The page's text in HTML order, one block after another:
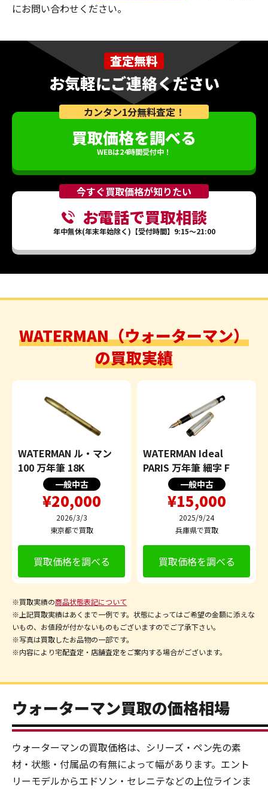
にお問い合わせください。
査定無料
お気軽にご連絡ください
カンタン1分無料査定！
買取価格を調べる
WEBは24時間受付中！
今すぐ買取価格が知りたい
お電話で買取相談
年中無休(年末年始除く)【受付時間】9:15～21:00
WATERMAN（ウォーターマン）
の買取実績
WATERMAN ル・マン
100 万年筆 18K
一般中古
¥20,000
2026/3/3
東京都で買取
買取価格を調べる
WATERMAN Ideal
PARIS 万年筆 細字 F
一般中古
¥15,000
2025/9/24
兵庫県で買取
買取価格を調べる
※買取実績の商品状態表記について
※上記買取実績はあくまで一例です。状態によってはご希望の金額に添えな
いもの、お値段が付かないものもございますのでご了承下さい。
※写真は買取したお品物の一部です。
※内容により宅配査定・店舗査定をご案内する場合がございます。
ウォーターマン買取の価格相場
ウォーターマンの買取価格は、シリーズ・ペン先の素
材・状態・付属品の有無によって幅があります。エント
リーモデルからエドソン・セレニテなどの上位ラインま